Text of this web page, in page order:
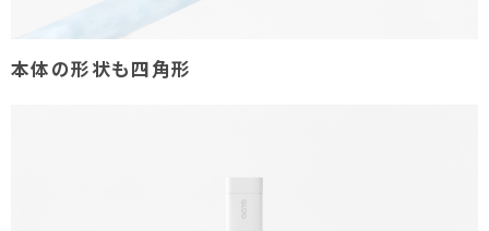
本体の形状も四角形